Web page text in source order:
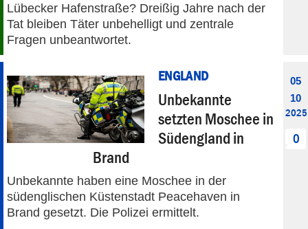
Lübecker Hafenstraße? Dreißig Jahre nach der
Tat bleiben Täter unbehelligt und zentrale
Fragen unbeantwortet.
ENGLAND
Unbekannte
setzten Moschee in
Südengland in
Brand
Unbekannte haben eine Moschee in der
südenglischen Küstenstadt Peacehaven in
Brand gesetzt. Die Polizei ermittelt.
05
10
2025
0